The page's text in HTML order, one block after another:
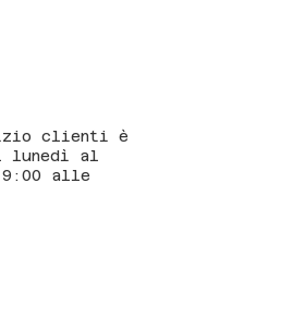
clienti è
lunedì al
alle